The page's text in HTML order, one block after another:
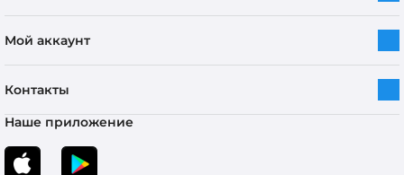
Мой аккаунт
Контакты
Наше приложение